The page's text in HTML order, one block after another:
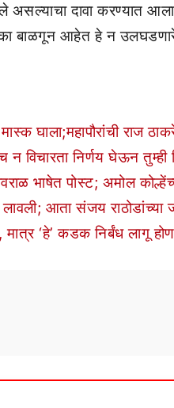
दावा करण्यात आला
का बाळगून आहेत हे न
घाला;महापौरांची राज
न विचारता निर्णय घेऊन
भाषेत पोस्ट; अमोल
आता संजय राठोडांच्या
‘हे’ कडक निर्बंध लागू